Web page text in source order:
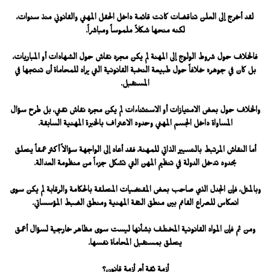
لقد أخرج إلى العلن تناقضات كانت قائمة داخل الحقل المهني والقانوني منذ سنوات،
لكنه منحها شكلاً ملموساً ومباشراً.
فالخلاف حول شروط الولوج إلى المهنة لم يكن مجرد نقاش حول الشهادات أو المباريات،
بل كان في جوهره خلافاً حول طبيعة النخبة القانونية التي يراد للمحاماة أن تنتجها في
المستقبل.
والخلاف حول بعض الامتيازات أو الاستثناءات لم يكن مجرد نقاش تقني، بل طرح سؤال
المساواة داخل الجسم المهني وحدود الاعتراف بالخبرة المهنية السابقة.
أما النقاش المرتبط بالتسيير الذاتي للمهنة، فقد أعاد إلى الواجهة سؤالاً أكثر عمقاً يتعلق
بحدود تدخل الدولة في تنظيم المهن التي تشكل جزءاً من منظومة العدالة.
وبالمثل، فإن الجدل الذي صاحب بعض المقتضيات المتعلقة بالحكامة والرقابة لم يكن سوى
انعكاس للصراع القائم بين منطق الثقة المهنية ومنطق الضبط المؤسساتي.
ومن ثم فإن المواد القانونية المختلف بشأنها ليست سوى مظاهر خارجية لسؤال أعمق
يتعلق بمستقبل المحاماة نفسها.